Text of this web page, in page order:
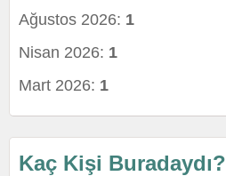
Ağustos 2026: 1
Nisan 2026: 1
Mart 2026: 1
Kaç Kişi Buradaydı?